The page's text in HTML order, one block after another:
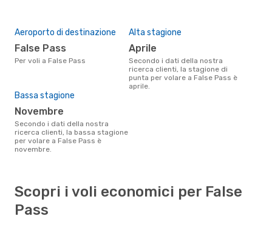
Aeroporto di destinazione
False Pass
Per voli a False Pass
Alta stagione
aprile
Secondo i dati della nostra
ricerca clienti, la stagione di
punta per volare a False Pass è
aprile.
Bassa stagione
novembre
Secondo i dati della nostra
ricerca clienti, la bassa stagione
per volare a False Pass è
novembre.
Scopri i voli economici per False
Pass